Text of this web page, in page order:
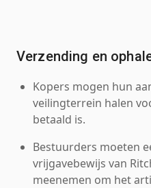
Verzending en
Kopers mogen hun
veilingterrein halen
betaald is.
Bestuurders moeten
vrijgavebewijs van
meenemen om het